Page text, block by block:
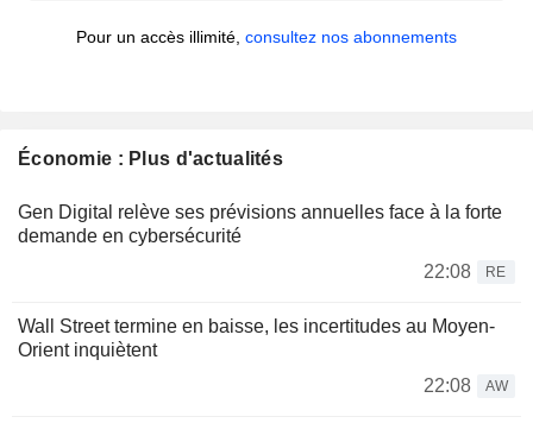
Pour un accès illimité, consultez nos abonnements
Économie : Plus d'actualités
Gen Digital relève ses prévisions annuelles face à la forte
demande en cybersécurité
22:08
RE
Wall Street termine en baisse, les incertitudes au Moyen-
Orient inquiètent
22:08
AW